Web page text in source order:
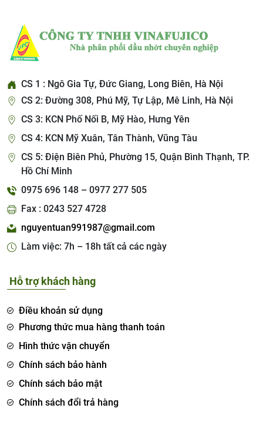
CS 1 : Ngô Gia Tự, Đức Giang, Long Biên, Hà Nội
CS 2: Đường 308, Phú Mỹ, Tự Lập, Mê Linh, Hà Nội
CS 3: KCN Phố Nối B, Mỹ Hào, Hưng Yên
CS 4: KCN Mỹ Xuân, Tân Thành, Vũng Tàu
CS 5: Điện Biên Phủ, Phường 15, Quận Bình Thạnh, TP.
Hồ Chí Minh
0975 696 148 – 0977 277 505
Fax : 0243 527 4728
nguyentuan991987@gmail.com
Làm việc: 7h – 18h tất cả các ngày
Hỗ trợ khách hàng
Điều khoản sử dụng
Phương thức mua hàng thanh toán
Hình thức vận chuyển
Chính sách bảo hành
Chính sách bảo mật
Chính sách đổi trả hàng